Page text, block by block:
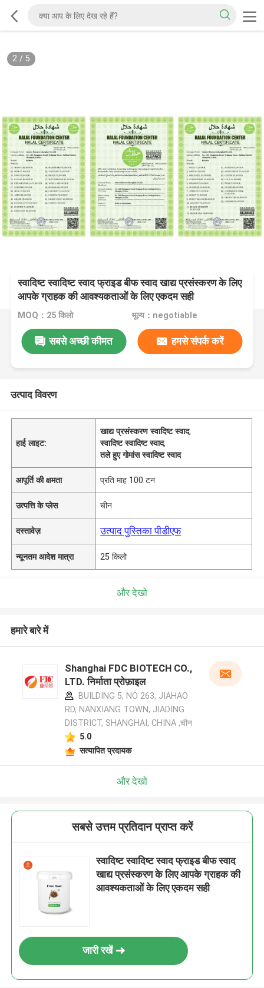
2/ 5
स्वादिष्ट स्वादिष्ट स्वाद फ्राइड बीफ स्वाद खाद्य प्रसंस्करण के लिए
आपके ग्राहक की आवश्यकताओं के लिए एकदम सही
MOQ：25 किलो मूल्य：negotiable
सबसे अच्छी कीमत हमसे संपर्क करें
उत्पाद विवरण
हाई लाइट:
खाद्य प्रसंस्करण स्वादिष्ट स्वाद,
स्वादिष्ट स्वादिष्ट स्वाद,
तले हुए गोमांस स्वादिष्ट स्वाद
आपूर्ति की क्षमता प्रति माह 100 टन
उत्पत्ति के प्लेस चीन
दस्तावेज़ उत्पाद पुस्तिका पीडीएफ
न्यूनतम आदेश मात्रा 25 किलो
और देखो
हमारे बारे में
Shanghai FDC BIOTECH CO.,
LTD. निर्माता प्रोफ़ाइल
BUILDING 5, NO 263, JIAHAO
RD, NANXIANG TOWN, JIADING
DISTRICT, SHANGHAI, CHINA ,चीन
5.0
सत्यापित प्रदायक
और देखो
सबसे उत्तम प्रतिदान प्राप्त करें
स्वादिष्ट स्वादिष्ट स्वाद फ्राइड बीफ स्वाद
खाद्य प्रसंस्करण के लिए आपके ग्राहक की
आवश्यकताओं के लिए एकदम सही
जारी रखें